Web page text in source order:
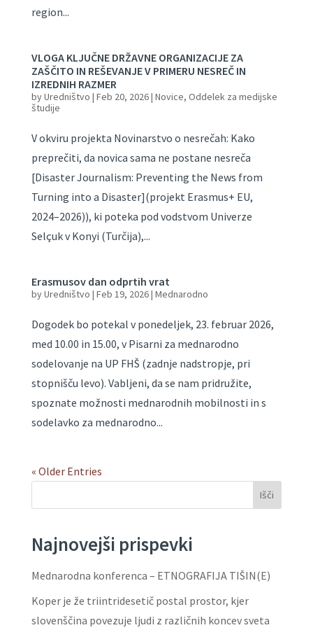
region...
VLOGA KLJUČNE DRŽAVNE ORGANIZACIJE ZA
ZAŠČITO IN REŠEVANJE V PRIMERU NESREČ IN
IZREDNIH RAZMER
byUredništvo | Feb 20, 2026| Novice, Oddelek za medijske
študije
V okviru projekta Novinarstvo o nesrečah: Kako
preprečiti, da novica sama ne postane nesreča
[Disaster Journalism: Preventing the News from
Turning into a Disaster](projekt Erasmus+ EU,
2024–2026)), ki poteka pod vodstvom Univerze
Selçuk v Konyi (Turčija),...
Erasmusov dan odprtih vrat
byUredništvo | Feb 19, 2026| Mednarodno
Dogodek bo potekal v ponedeljek, 23. februar 2026,
med 10.00 in 15.00, v Pisarni za mednarodno
sodelovanje na UP FHŠ (zadnje nadstropje, pri
stopnišču levo). Vabljeni, da se nam pridružite,
spoznate možnosti mednarodnih mobilnosti in s
sodelavko za mednarodno...
« Older Entries
Išči
Najnovejši prispevki
Mednarodna konferenca – ETNOGRAFIJA TIŠIN(E)
Koper je že triintridesetič postal prostor, kjer
slovenščina povezuje ljudi z različnih koncev sveta